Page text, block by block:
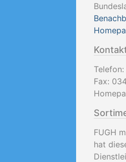
Telefon:
Fax:
FUGH
hat